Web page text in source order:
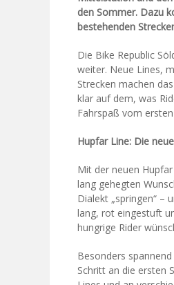
den Sommer. Dazu
bestehenden
Die Bike Republic
weiter. Neue Lines,
Strecken machen
klar auf dem, was
Fahrspaß vom
Hupfar Line: Die
Mit der neuen
lang gehegten
Dialekt „springen“ –
lang, rot eingestuft
hungrige Rider
Besonders
Schritt an die ersten